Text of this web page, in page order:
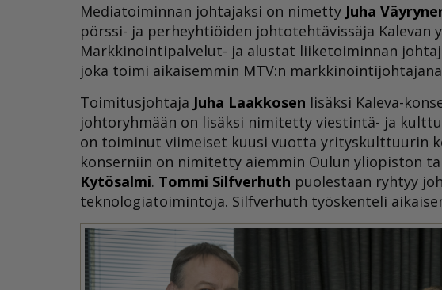
Mediatoiminnan johtajaksi on nimetty Juha
pörssi- ja perheyhtiöiden johtotehtävissäja Kalevan
Markkinointipalvelut- ja alustat liiketoiminnan
joka toimi aikaisemmin MTV:n
Toimitusjohtaja Juha Laakkosen lisäksi Kaleva-
johtoryhmään on lisäksi nimitetty viestintä- ja
on toiminut viimeiset kuusi vuotta yrityskulttuurin
konserniin on nimitetty aiemmin Oulun yliopiston
Kytösalmi. Tommi Silfverhuth puolestaan ryhtyy
teknologiatoimintoja. Silfverhuth työskenteli